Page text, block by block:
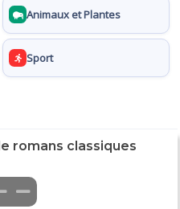
Animaux et Plantes
Sport
romans classiques